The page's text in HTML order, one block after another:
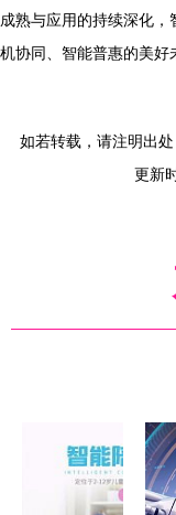
成熟与应用的持续深化，
机协同、智能普惠的美好
如若转载，请注明出
更新